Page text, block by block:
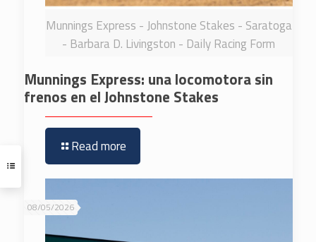
Munnings Express - Johnstone Stakes - Saratoga
- Barbara D. Livingston - Daily Racing Form
Munnings Express: una locomotora sin
frenos en el Johnstone Stakes
Read more
08/05/2026